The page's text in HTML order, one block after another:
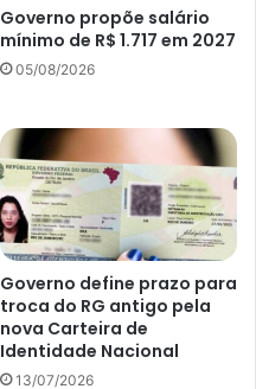
Governo propõe salário
mínimo de R$ 1.717 em 2027
05/08/2026
Governo define prazo para
troca do RG antigo pela
nova Carteira de
Identidade Nacional
13/07/2026